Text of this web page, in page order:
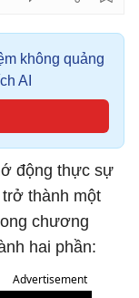
không quảng
AI
động thực sự
trở thành một
chương
hai phần:
Advertisement